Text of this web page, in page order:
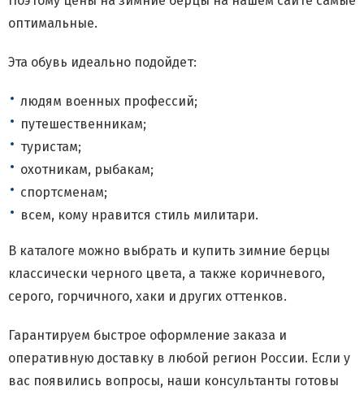
оптимальные.
Эта обувь идеально подойдет:
людям военных профессий;
путешественникам;
туристам;
охотникам, рыбакам;
спортсменам;
всем, кому нравится стиль милитари.
В каталоге можно выбрать и купить зимние берцы
классически черного цвета, а также коричневого,
серого, горчичного, хаки и других оттенков.
Гарантируем быстрое оформление заказа и
оперативную доставку в любой регион России. Если у
вас появились вопросы, наши консультанты готовы